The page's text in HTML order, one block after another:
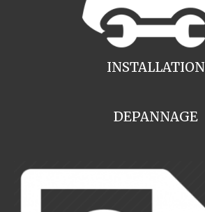
INSTALLATION
DEPANNAGE